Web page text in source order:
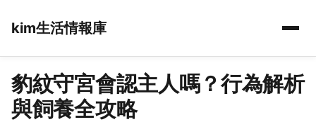
kim生活情報庫
豹紋守宮會認主人嗎？行為解析
與飼養全攻略